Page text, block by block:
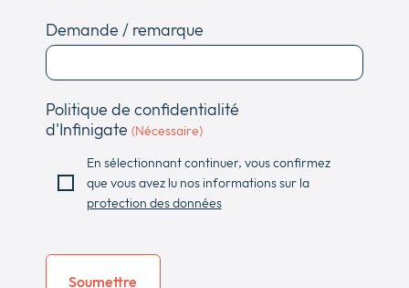
Demande / remarque
Politique de confidentialité
d'Infinigate (Nécessaire)
En sélectionnant continuer, vous confirmez
que vous avez lu nos informations sur la
protection des données